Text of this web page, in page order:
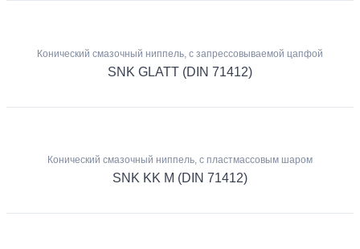
Конический смазочный ниппель, с запрессовываемой цапфой
SNK GLATT (DIN 71412)
Конический смазочный ниппель, с пластмассовым шаром
SNK KK M (DIN 71412)